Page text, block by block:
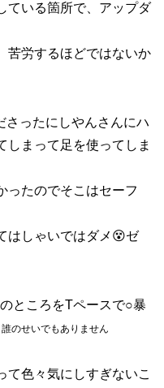
ている箇所で、アップダ
苦労するほどではないか
さったにしやんさんにハ
しまって足を使ってしま
ったのでそこはセーフ
はしゃいではダメ😵ゼ
ところをTペースで○暴
誰のせいでもありません
て色々気にしすぎないこ